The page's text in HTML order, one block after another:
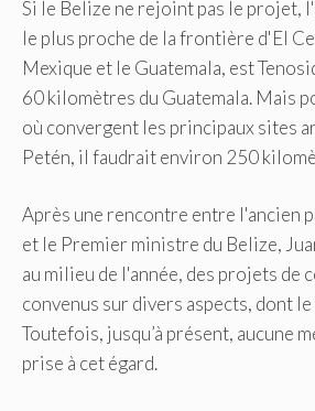
Si le Belize ne rejoint pas le projet,
le plus proche de la frontière d'El
Mexique et le Guatemala, est
60 kilomètres du Guatemala. Mais
où convergent les principaux sites
Petén, il faudrait environ 250
Après une rencontre entre l'ancien
et le Premier ministre du Belize,
au milieu de l'année, des projets de
convenus sur divers aspects, dont le
Toutefois, jusqu’à présent, aucune
prise à cet égard.